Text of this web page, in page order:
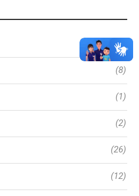
(13)
(8)
(1)
(2)
(26)
(12)